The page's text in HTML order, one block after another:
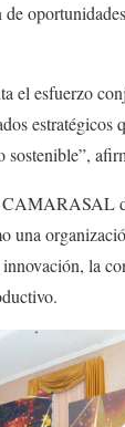
el esfuerzo
estratégicos
sostenible”,
CAMARASAL
una
la